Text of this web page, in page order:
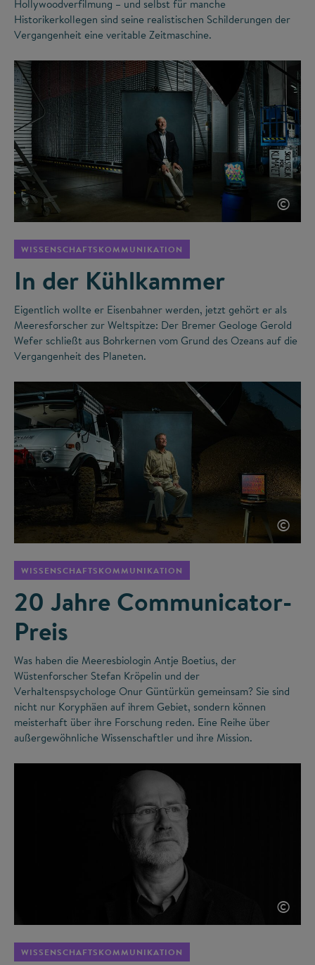
Hollywoodverfilmung – und selbst für manche
Historikerkollegen sind seine realistischen Schilderungen der
Vergangenheit eine veritable Zeitmaschine.
©
WISSENSCHAFTSKOMMUNIKATION
In der Kühlkammer
Eigentlich wollte er Eisenbahner werden, jetzt gehört er als
Meeresforscher zur Weltspitze: Der Bremer Geologe Gerold
Wefer schließt aus Bohrkernen vom Grund des Ozeans auf die
Vergangenheit des Planeten.
©
WISSENSCHAFTSKOMMUNIKATION
20 Jahre Communicator-
Preis
Was haben die Meeresbiologin Antje Boetius, der
Wüstenforscher Stefan Kröpelin und der
Verhaltenspsychologe Onur Güntürkün gemeinsam? Sie sind
nicht nur Koryphäen auf ihrem Gebiet, sondern können
meisterhaft über ihre Forschung reden. Eine Reihe über
außergewöhnliche Wissenschaftler und ihre Mission.
©
WISSENSCHAFTSKOMMUNIKATION